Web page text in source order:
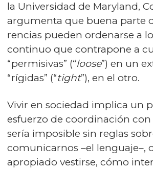
la Universidad de Maryland,
argumenta que buena parte
ren­cias pueden ordenarse a
continuo que contrapone a
“permisivas” (“loose”) en un
“rígidas” (“tight”), en el otro.
Vivir en sociedad implica un
esfuerzo de coordinación con
sería imposible sin reglas
comunicarnos –el lenguaje–,
apropiado vestirse, cómo